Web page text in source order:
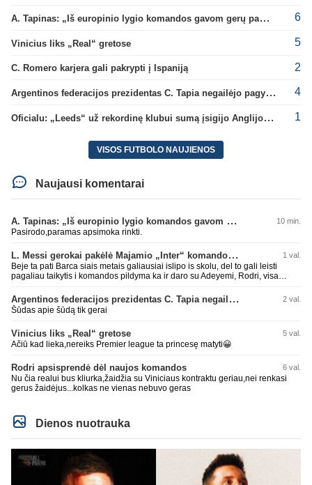
A. Tapinas: „Iš europinio lygio komandos gavom gerų pamokų“ 6
Vinicius liks „Real“ gretose 5
C. Romero karjera gali pakrypti į Ispaniją 2
Argentinos federacijos prezidentas C. Tapia negailėjo pagyrų G. Infantino 4
Oficialu: „Leeds“ už rekordinę klubui sumą įsigijo Anglijos rinktinės vartininką 1
VISOS FUTBOLO NAUJIENOS
Naujausi komentarai
A. Tapinas: „Iš europinio lygio komandos gavom gerų pamokų“ 10 min.
Pasirodo,paramas apsimoka rinkti.
L. Messi gerokai pakėlė Majamio „Inter“ komandos vertę 1 val.
Beje ta pati Barca siais metais galiausiai islipo is skolu, del to gali leisti
pagaliau taikytis i komandos pildyma ka ir daro su Adeyemi, Rodri, visa
Argentinos federacijos prezidentas C. Tapia negailėjo pagyrų G. Infantino 2 val.
Šūdas apie šūdą tik gerai
Vinicius liks „Real“ gretose 5 val.
Ačiū kad lieka,nereiks Premier league ta princesę matyti😀
Rodri apsisprendė dėl naujos komandos 6 val.
Nu čia realui bus kliurka,žaidžia su Viniciaus kontraktu geriau,nei renkasi
gerus žaidėjus...kolkas ne vienas nebuvo geras
Dienos nuotrauka